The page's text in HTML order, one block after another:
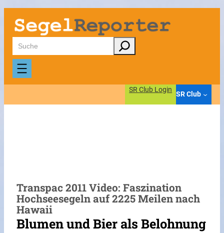
Zum
Inhalt
springen
Suchen
SR Club Login
SR Club
Transpac 2011 Video: Faszination
Hochseesegeln auf 2225 Meilen nach
Hawaii
Blumen und Bier als Belohnung